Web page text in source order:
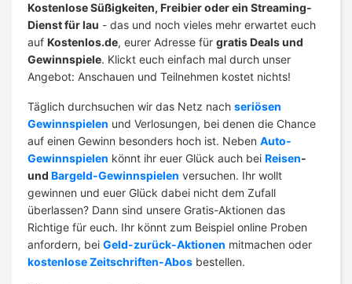
Kostenlose Süßigkeiten, Freibier oder ein Streaming-
Dienst für lau - das und noch vieles mehr erwartet euch
auf Kostenlos.de, eurer Adresse für gratis Deals und
Gewinnspiele. Klickt euch einfach mal durch unser
Angebot: Anschauen und Teilnehmen kostet nichts!
Täglich durchsuchen wir das Netz nach seriösen
Gewinnspielen und Verlosungen, bei denen die Chance
auf einen Gewinn besonders hoch ist. Neben Auto-
Gewinnspielen könnt ihr euer Glück auch bei Reisen-
und Bargeld-Gewinnspielen versuchen. Ihr wollt
gewinnen und euer Glück dabei nicht dem Zufall
überlassen? Dann sind unsere Gratis-Aktionen das
Richtige für euch. Ihr könnt zum Beispiel online Proben
anfordern, bei Geld-zurück-Aktionen mitmachen oder
kostenlose Zeitschriften-Abos bestellen.